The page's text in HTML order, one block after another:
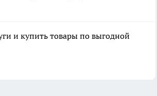
и купить товары по выгодной